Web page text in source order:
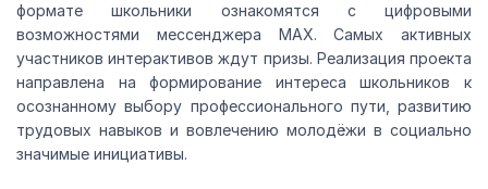
формате школьники ознакомятся с цифровыми
возможностями мессенджера МАХ. Самых активных
участников интерактивов ждут призы. Реализация проекта
направлена на формирование интереса школьников к
осознанному выбору профессионального пути, развитию
трудовых навыков и вовлечению молодёжи в социально
значимые инициативы.